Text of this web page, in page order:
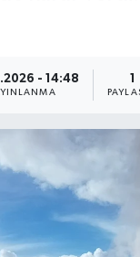
- 14:48 1